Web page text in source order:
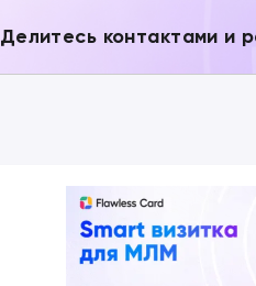
Делитесь контактами и